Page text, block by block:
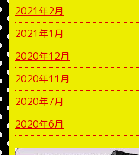
2021年2月
2021年1月
2020年12月
2020年11月
2020年7月
2020年6月